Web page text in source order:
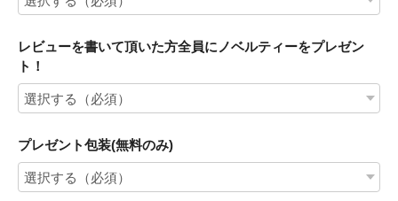
レビューを書いて頂いた方全員にノベルティーをプレゼン
ト！
プレゼント包装(無料のみ)